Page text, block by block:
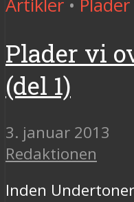
Artikler •
Plader vi
(del 1)
3. januar 2013
Redaktionen
Inden